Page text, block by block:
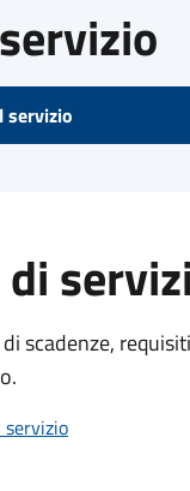
servizio
scadenze,
servizio